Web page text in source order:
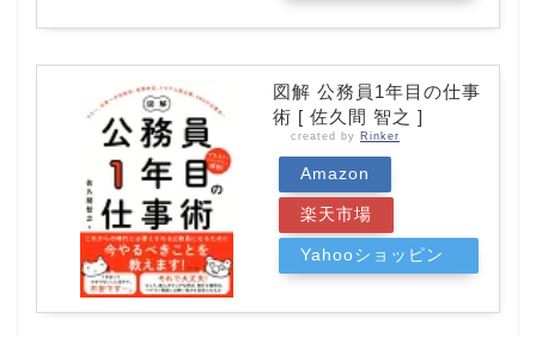
図解 公務員1年目の仕事
術 [ 佐久間 智之 ]
created by Rinker
Amazon
楽天市場
Yahooショッピン